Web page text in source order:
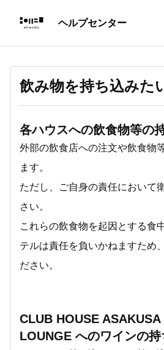
飲み物を持ち込みた
各ハウスへの飲食物等の
外部の飲食店への注文や飲食物
ます。
ただし、ご自身の責任において
さい。
これらの飲食物を起因とする食
テルは責任を負いかねますため
ださい。
CLUB HOUSE
LOUNGE へのワインの